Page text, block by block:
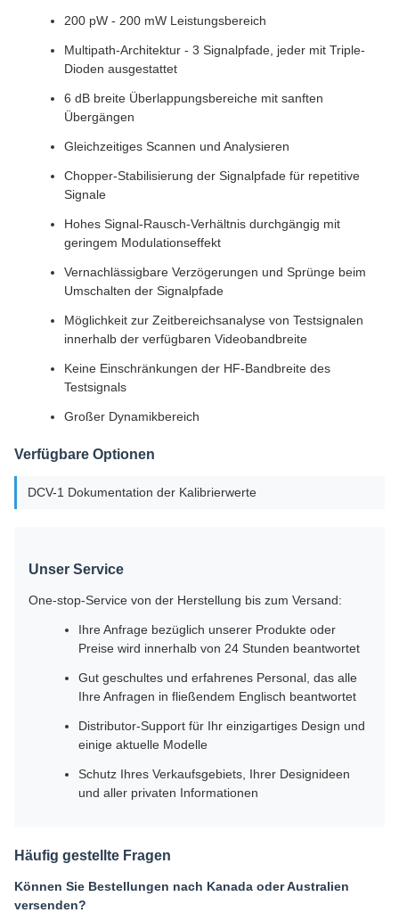
200 pW - 200 mW Leistungsbereich
Multipath-Architektur - 3 Signalpfade, jeder mit Triple-
Dioden ausgestattet
6 dB breite Überlappungsbereiche mit sanften
Übergängen
Gleichzeitiges Scannen und Analysieren
Chopper-Stabilisierung der Signalpfade für repetitive
Signale
Hohes Signal-Rausch-Verhältnis durchgängig mit
geringem Modulationseffekt
Vernachlässigbare Verzögerungen und Sprünge beim
Umschalten der Signalpfade
Möglichkeit zur Zeitbereichsanalyse von Testsignalen
innerhalb der verfügbaren Videobandbreite
Keine Einschränkungen der HF-Bandbreite des
Testsignals
Großer Dynamikbereich
Verfügbare Optionen
DCV-1 Dokumentation der Kalibrierwerte
Unser Service
One-stop-Service von der Herstellung bis zum Versand:
Ihre Anfrage bezüglich unserer Produkte oder
Preise wird innerhalb von 24 Stunden beantwortet
Gut geschultes und erfahrenes Personal, das alle
Ihre Anfragen in fließendem Englisch beantwortet
Distributor-Support für Ihr einzigartiges Design und
einige aktuelle Modelle
Schutz Ihres Verkaufsgebiets, Ihrer Designideen
und aller privaten Informationen
Häufig gestellte Fragen
Können Sie Bestellungen nach Kanada oder Australien
versenden?